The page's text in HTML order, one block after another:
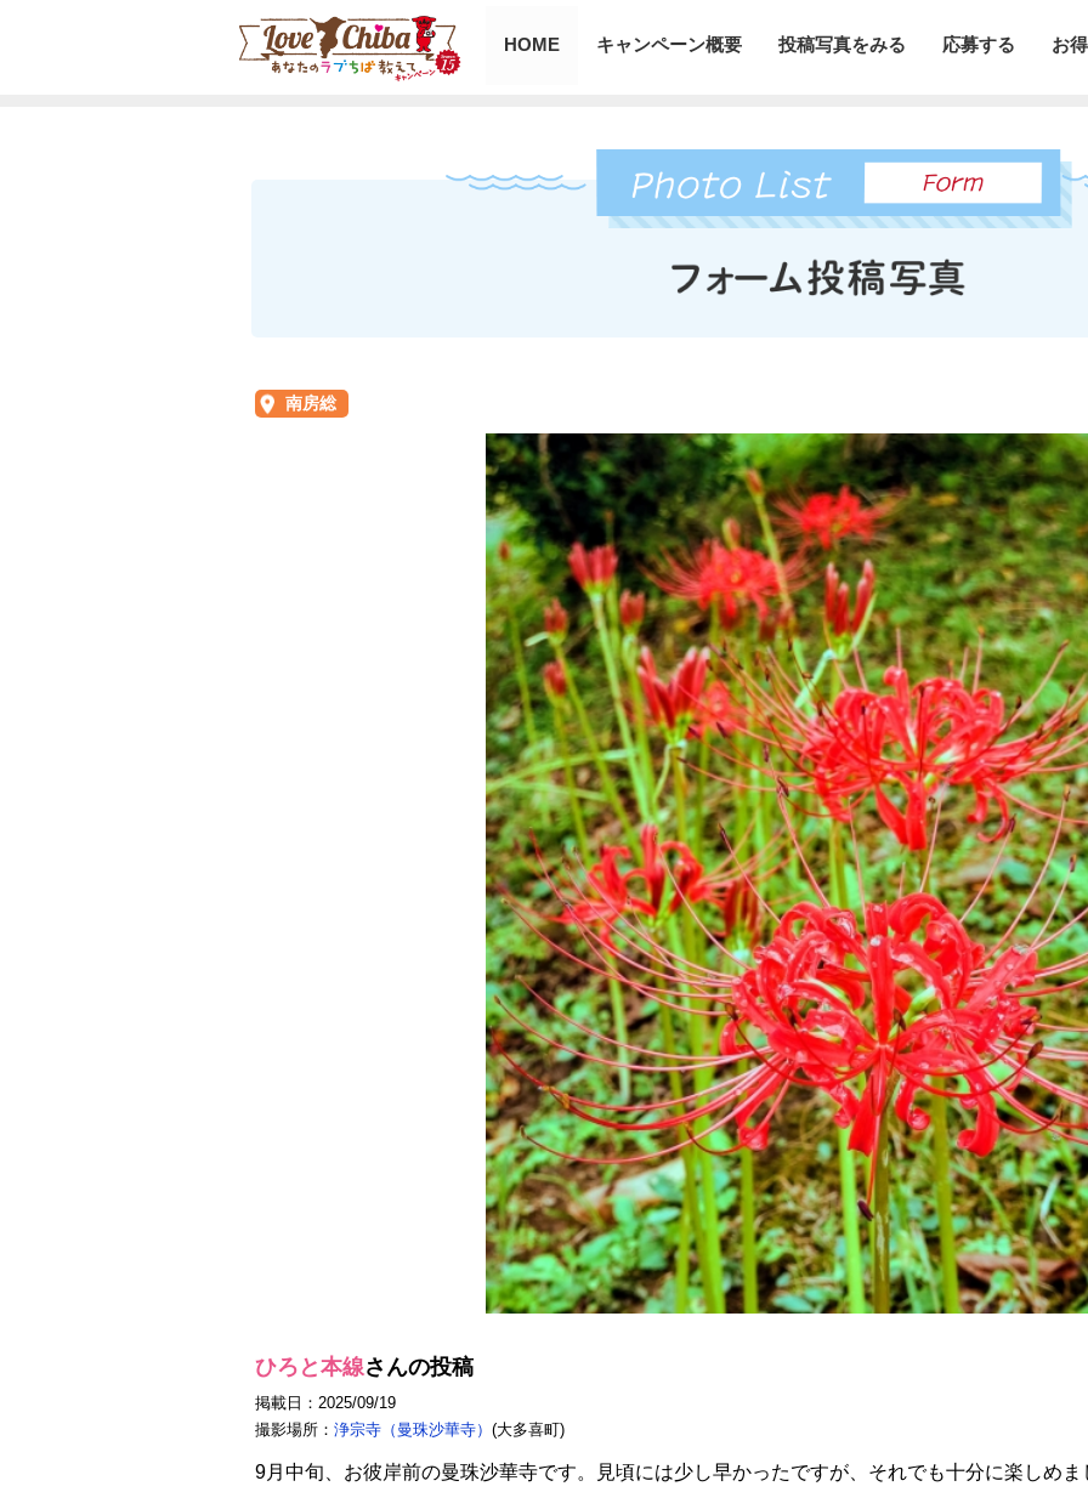
HOME キャンペーン概要 投稿写真をみる 応募する お
南房総
ひろと本線さんの投稿
掲載日：2025/09/19
撮影場所： 浄宗寺（曼珠沙華寺） (大多喜町)
9月中旬、お彼岸前の曼珠沙華寺です。見頃には少し早かったですが、それでも十分に楽しめ